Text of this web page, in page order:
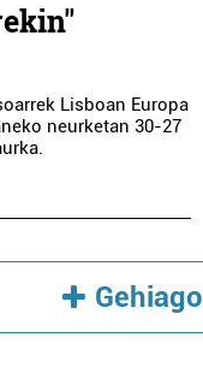
Lisboan Europa
neurketan 30-27
Gehiago